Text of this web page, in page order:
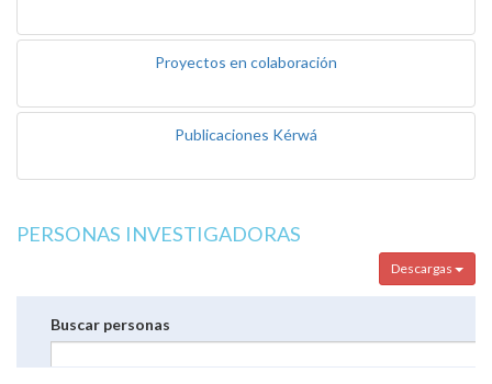
Proyectos en colaboración
Publicaciones Kérwá
PERSONAS INVESTIGADORAS
Descargas
Buscar personas